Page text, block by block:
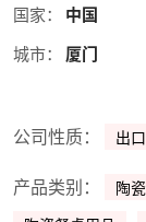
国家：
中国
城市：
厦门
公司性质： 出
产品类别： 陶